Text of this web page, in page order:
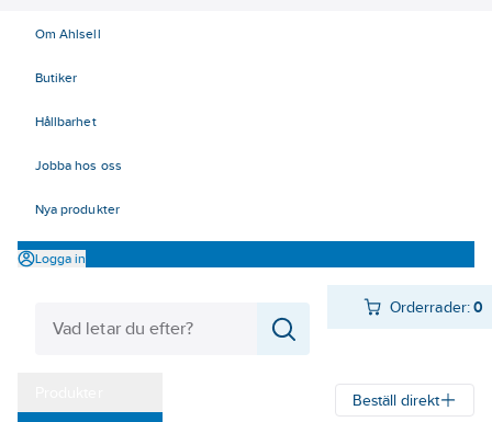
Om Ahlsell
Butiker
Hållbarhet
Jobba hos oss
Nya produkter
Logga in
Orderrader:0
Beställ direkt